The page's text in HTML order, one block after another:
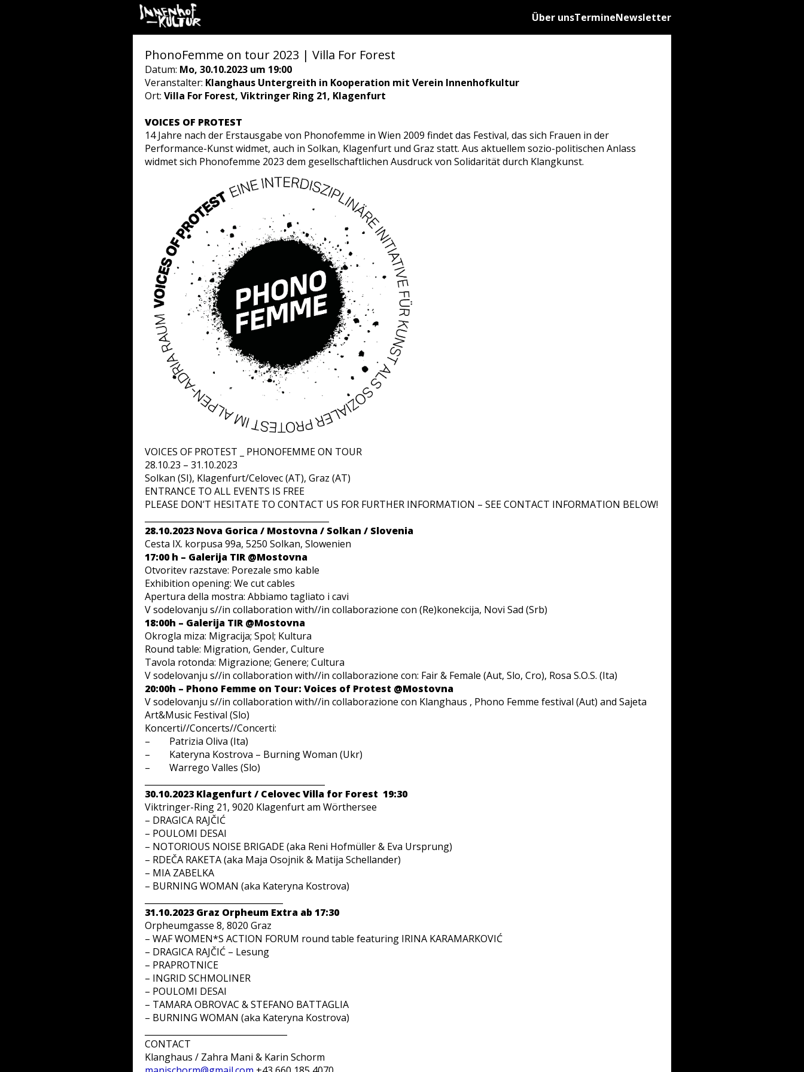
Über unsTermineNewsletter
PhonoFemme on tour 2023 | Villa For Forest
Datum: Mo, 30.10.2023 um 19:00
Veranstalter: Klanghaus Untergreith in Kooperation mit Verein Innenhofkultur
Ort: Villa For Forest, Viktringer Ring 21, Klagenfurt
VOICES OF PROTEST
14 Jahre nach der Erstausgabe von Phonofemme in Wien 2009 findet das Festival, das sich Frauen in der
Performance-Kunst widmet, auch in Solkan, Klagenfurt und Graz statt. Aus aktuellem sozio-politischen Anlass
widmet sich Phonofemme 2023 dem gesellschaftlichen Ausdruck von Solidarität durch Klangkunst.
VOICES OF PROTEST _ PHONOFEMME ON TOUR
28.10.23 – 31.10.2023
Solkan (SI), Klagenfurt/Celovec (AT), Graz (AT)
ENTRANCE TO ALL EVENTS IS FREE
PLEASE DON’T HESITATE TO CONTACT US FOR FURTHER INFORMATION – SEE CONTACT INFORMATION BELOW!
28.10.2023 Nova Gorica / Mostovna / Solkan / Slovenia
Cesta IX. korpusa 99a, 5250 Solkan, Slowenien
17:00 h – Galerija TIR @Mostovna
Otvoritev razstave: Porezale smo kable
Exhibition opening: We cut cables
Apertura della mostra: Abbiamo tagliato i cavi
V sodelovanju s//in collaboration with//in collaborazione con (Re)konekcija, Novi Sad (Srb)
18:00h – Galerija TIR @Mostovna
Okrogla miza: Migracija; Spol; Kultura
Round table: Migration, Gender, Culture
Tavola rotonda: Migrazione; Genere; Cultura
V sodelovanju s//in collaboration with//in collaborazione con: Fair & Female (Aut, Slo, Cro), Rosa S.O.S. (Ita)
20:00h – Phono Femme on Tour: Voices of Protest @Mostovna
V sodelovanju s//in collaboration with//in collaborazione con Klanghaus , Phono Femme festival (Aut) and Sajeta
Art&Music Festival (Slo)
Koncerti//Concerts//Concerti:
– Patrizia Oliva (Ita)
– Kateryna Kostrova – Burning Woman (Ukr)
– Warrego Valles (Slo)
30.10.2023 Klagenfurt / Celovec Villa for Forest 19:30
Viktringer-Ring 21, 9020 Klagenfurt am Wörthersee
– DRAGICA RAJČIĆ
– POULOMI DESAI
– NOTORIOUS NOISE BRIGADE (aka Reni Hofmüller & Eva Ursprung)
– RDEČA RAKETA (aka Maja Osojnik & Matija Schellander)
– MIA ZABELKA
– BURNING WOMAN (aka Kateryna Kostrova)
31.10.2023 Graz Orpheum Extra ab 17:30
Orpheumgasse 8, 8020 Graz
– WAF WOMEN*S ACTION FORUM round table featuring IRINA KARAMARKOVIĆ
– DRAGICA RAJČIĆ – Lesung
– PRAPROTNICE
– INGRID SCHMOLINER
– POULOMI DESAI
– TAMARA OBROVAC & STEFANO BATTAGLIA
– BURNING WOMAN (aka Kateryna Kostrova)
CONTACT
Klanghaus / Zahra Mani & Karin Schorm